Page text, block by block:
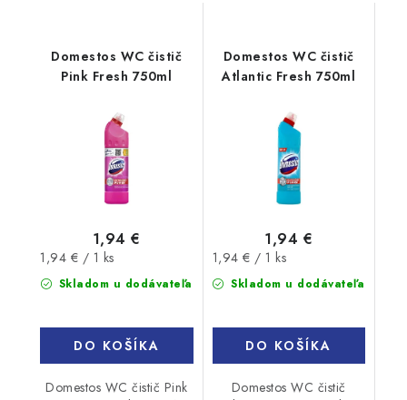
Domestos WC čistič
Pink Fresh 750ml
Skladom u dodávateľa
1,94 €
Jednotková
cena:
1,94 € / 1 ks
DO KOŠÍKA
Domestos WC čistič Pink
Domestos WC čistič
Atlantic Fresh 750ml
Skladom u dodávateľa
1,94 €
Jednotková
cena:
1,94 € / 1 ks
DO KOŠÍKA
Domestos WC čistič